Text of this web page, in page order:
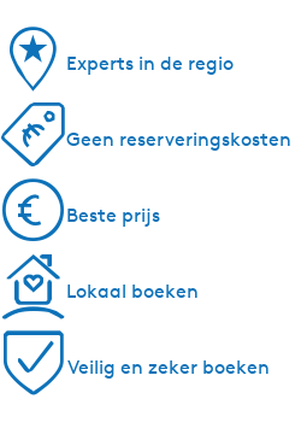
Experts in de regio
Geen reserveringskosten
Beste prijs
Lokaal boeken
Veilig en zeker boeken